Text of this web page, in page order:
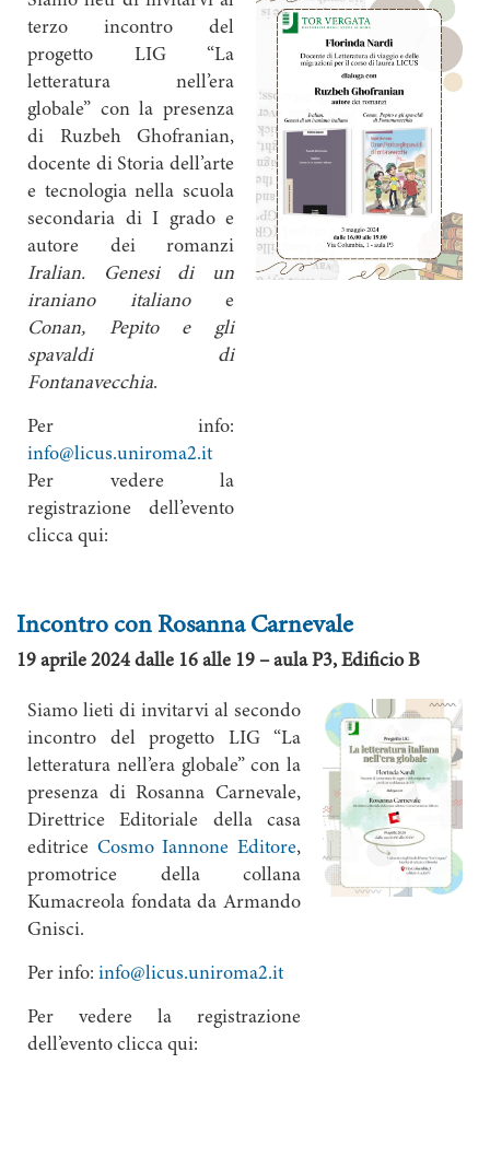
terzo incontro del
progetto LIG “La
letteratura nell’era
globale” con la presenza
di Ruzbeh Ghofranian,
docente di Storia dell’arte
e tecnologia nella scuola
secondaria di I grado e
autore dei romanzi
Iralian. Genesi di un
iraniano italianoe
Conan, Pepito e gli
spavaldi di
Fontanavecchia.
Per info:
info@licus.uniroma2.it
Per vedere la
registrazione dell’evento
clicca qui:
Incontro con Rosanna Carnevale
19 aprile 2024 dalle 16 alle 19 – aula P3, Edificio B
Siamo lieti di invitarvi al secondo
incontro del progetto LIG “La
letteratura nell’era globale” con la
presenza di Rosanna Carnevale,
Direttrice Editoriale della casa
editrice Cosmo Iannone Editore,
promotrice della collana
Kumacreola fondata da Armando
Gnisci.
Per info: info@licus.uniroma2.it
Per vedere la registrazione
dell’evento clicca qui: